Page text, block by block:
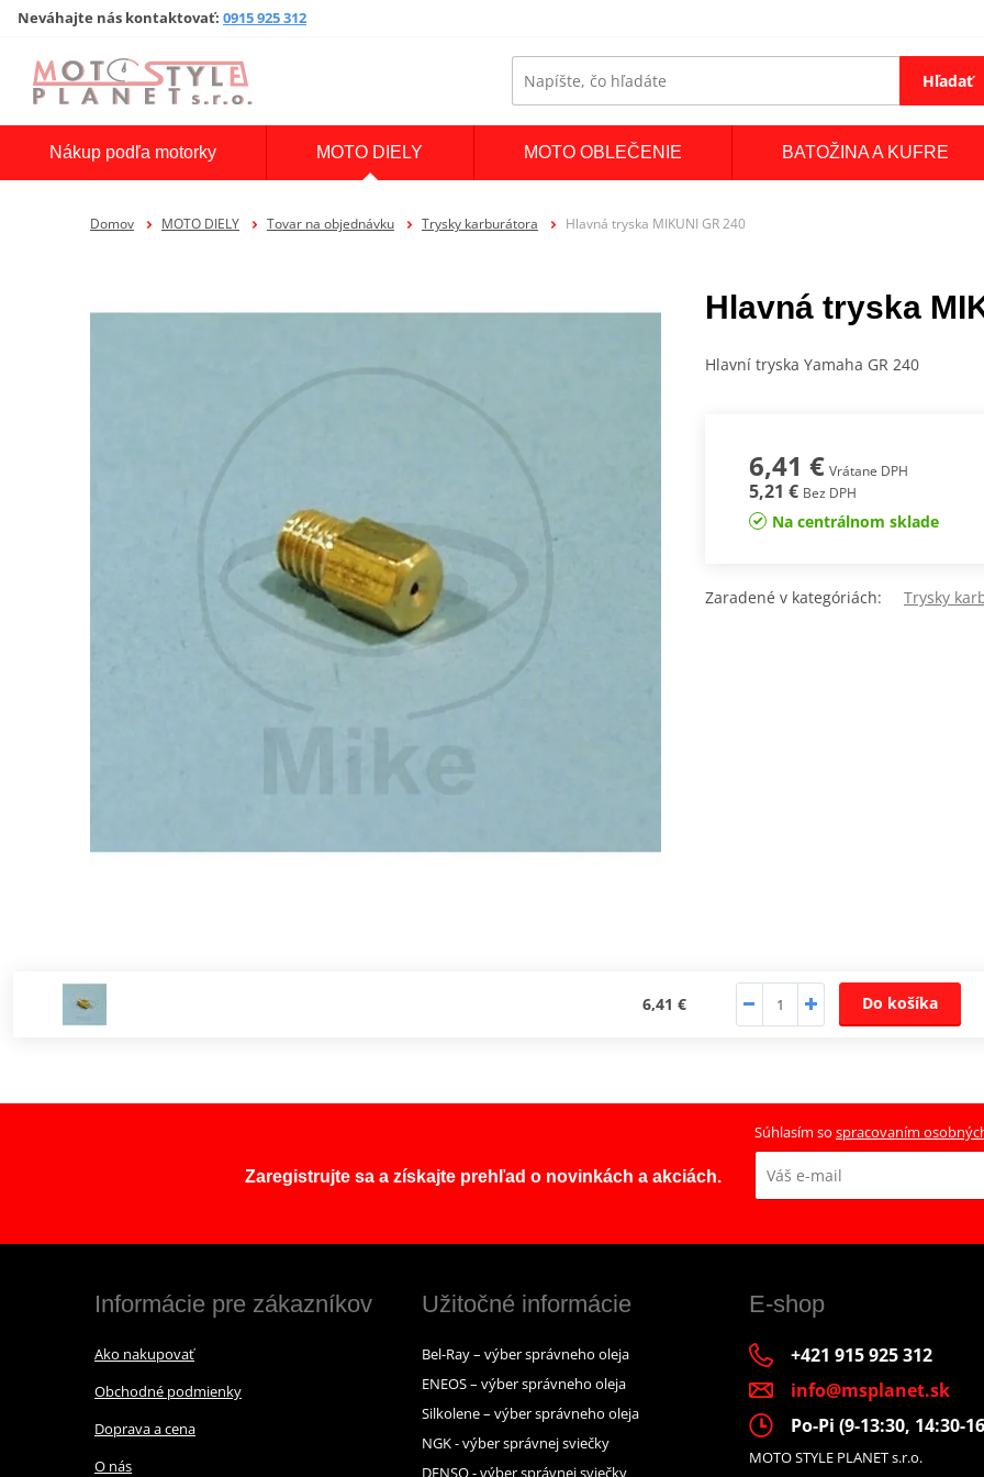
Neváhajte nás kontaktovať: 0915 925 312
Hľadať
Nákup podľa motorky MOTO DIELY MOTO OBLEČENIE BATOŽINA A KUFRE
Domov MOTO DIELY Tovar na objednávku Trysky karburátora Hlavná tryska MIKUNI GR 240
Hlavná tryska
Hlavní tryska Yamaha GR 240
6,41 € Vrátane DPH
5,21 € Bez DPH
Na centrálnom sklade
Zaradené v kategóriách: Trysky
6,41 € Do košíka
Zaregistrujte sa a získajte prehľad o novinkách a akciách.
Súhlasím so spracovaním
Informácie pre zákazníkov
Ako nakupovať
Obchodné podmienky
Doprava a cena
O nás
Užitočné informácie
Bel-Ray – výber správneho oleja
ENEOS – výber správneho oleja
Silkolene – výber správneho oleja
NGK - výber správnej sviečky
DENSO - výber správnej sviečky
E-shop
+421 915 925 312
info@msplanet.sk
Po-Pi (9-13:30, 14:30-
MOTO STYLE PLANET s.r.o.